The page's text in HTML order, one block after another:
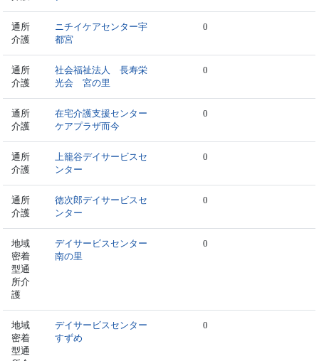
通所
介護
ニチイケアセンター宇
都宮
0
通所
介護
社会福祉法人 長寿栄
光会 宮の里
0
通所
介護
在宅介護支援センター
ケアプラザ而今
0
通所
介護
上籠谷デイサービスセ
ンター
0
通所
介護
徳次郎デイサービスセ
ンター
0
地域
密着
型通
所介
護
デイサービスセンター
南の里
0
地域
密着
型通
デイサービスセンター
すずめ
0